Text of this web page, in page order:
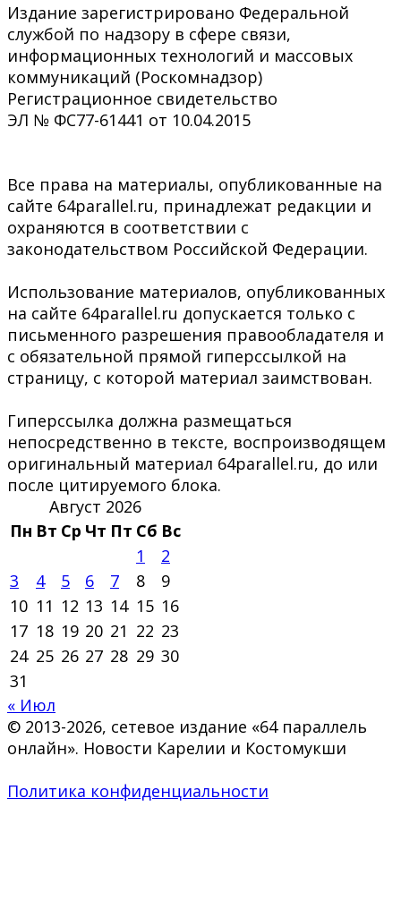
Издание зарегистрировано Федеральной
службой по надзору в сфере связи,
информационных технологий и массовых
коммуникаций (Роскомнадзор)
Регистрационное свидетельство
ЭЛ № ФС77-61441 от 10.04.2015
Все права на материалы, опубликованные на
сайте 64parallel.ru, принадлежат редакции и
охраняются в соответствии с
законодательством Российской Федерации.
Использование материалов, опубликованных
на сайте 64parallel.ru допускается только с
письменного разрешения правообладателя и
с обязательной прямой гиперссылкой на
страницу, с которой материал заимствован.
Гиперссылка должна размещаться
непосредственно в тексте, воспроизводящем
оригинальный материал 64parallel.ru, до или
после цитируемого блока.
Август 2026
Пн Вт Ср Чт Пт Сб Вс
1
2
3
4 5 6 7 8
9
10 11 12 13 14 15 16
17 18 19 20 21 22 23
24 25 26 27 28 29 30
31
« Июл
© 2013-2026, сетевое издание «64 параллель
онлайн». Новости Карелии и Костомукши
Политика конфиденциальности